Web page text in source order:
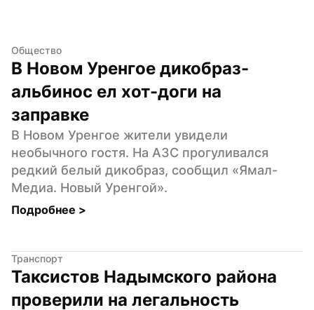
Общество
В Новом Уренгое дикобраз-
альбинос ел хот-доги на
заправке
В Новом Уренгое жители увидели
необычного гостя. На АЗС прогуливался
редкий белый дикобраз, сообщил «Ямал-
Медиа. Новый Уренгой».
Подробнее >
Транспорт
Таксистов Надымского района
проверили на легальность